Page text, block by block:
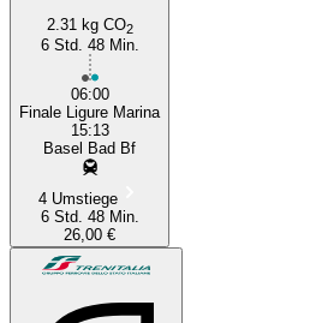
2.31 kg CO2
6 Std. 48 Min.
06:00
Finale Ligure Marina
15:13
Basel Bad Bf
4 Umstiege
6 Std. 48 Min.
26,00 €